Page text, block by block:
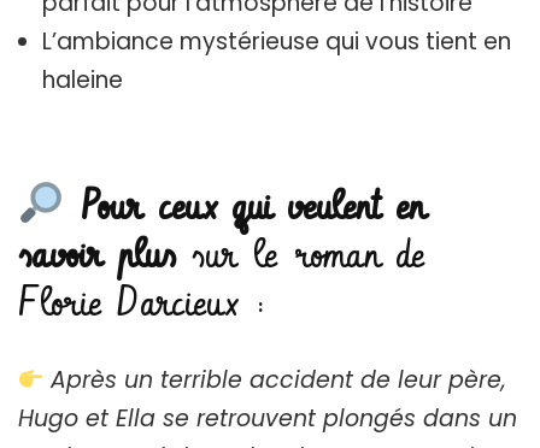
L’ambiance mystérieuse qui vous tient en
haleine
Pour ceux qui veulent en
savoir plussur le roman de
Florie Darcieux :
Après un terrible accident de leur père,
Hugo et Ella se retrouvent plongés dans un